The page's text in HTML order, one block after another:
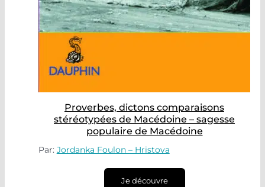
Proverbes, dictons comparaisons
stéréotypées de Macédoine – sagesse
populaire de Macédoine
Par: Jordanka Foulon – Hristova
Je découvre